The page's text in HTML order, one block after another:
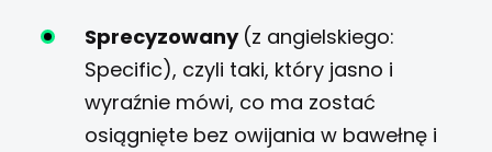
Sprecyzowany (z angielskiego:
Specific), czyli taki, który jasno i
wyraźnie mówi, co ma zostać
osiągnięte bez owijania w bawełnę i